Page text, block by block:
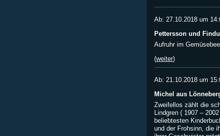
Ab: 27.10.2018 um
Pettersson und
Aufruhr im
(weiter)
Ab: 21.10.2018 um
Michel aus
Zweifellos zählt die
Lindgren ( 1907 –
beliebtesten
und der Frohsinn, die